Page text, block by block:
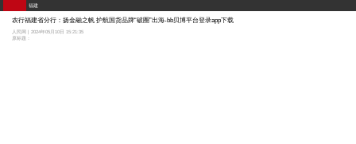
福建
农行福建省分行：扬金融之帆 护航国货品牌“破圈”出海-bb贝博平台登录app下载
人民网 | 2024年05月10日 15:21:35
原标题：